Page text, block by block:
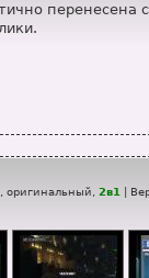
, оригинальный, 2в1 |